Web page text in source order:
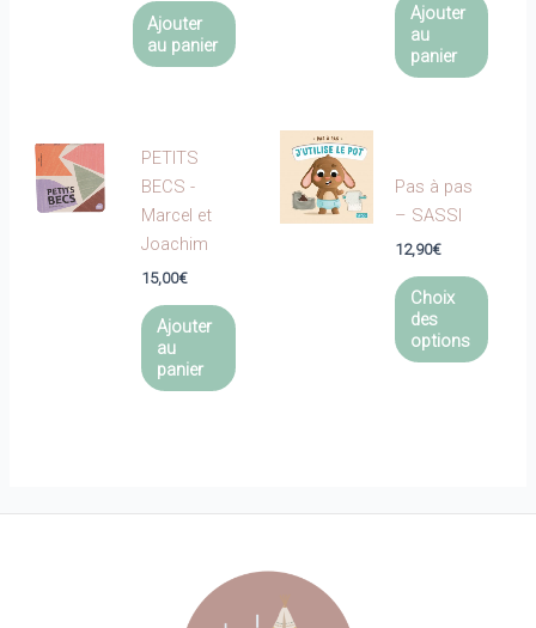
Ajouter
au panier
Ajouter
au
panier
PETITS
BECS -
Marcel et
Joachim
15,00€
Ajouter
au
panier
Pas à pas
– SASSI
12,90€
Choix
des
options
a
être